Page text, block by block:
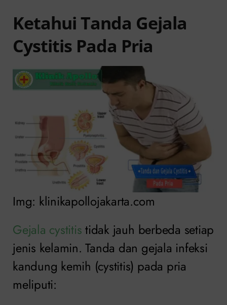
Ketahui Tanda Gejala
Cystitis Pada Pria
Img: klinikapollojakarta.com
Gejala cystitis tidak jauh berbeda setiap
jenis kelamin. Tanda dan gejala infeksi
kandung kemih (cystitis) pada pria
meliputi: